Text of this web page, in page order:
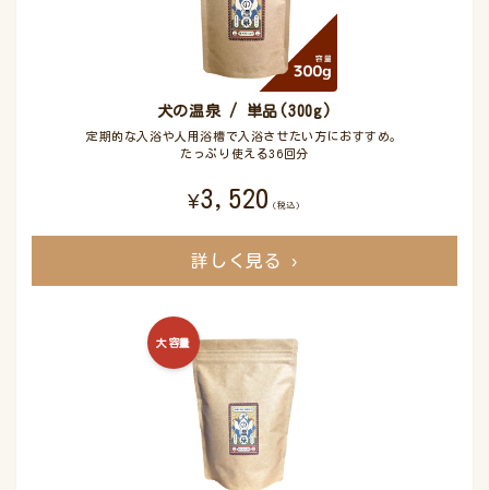
犬の温泉 / 単品(300g)
定期的な入浴や人用浴槽で入浴させたい方におすすめ。
たっぷり使える36回分
¥3,520 (税込)
詳しく見る ›
大容量